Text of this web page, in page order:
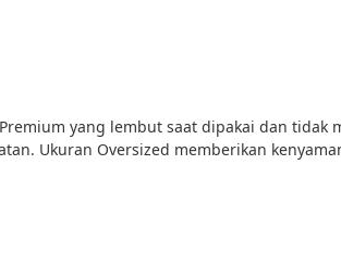
yang lembut saat dipakai dan tidak
Ukuran Oversized memberikan